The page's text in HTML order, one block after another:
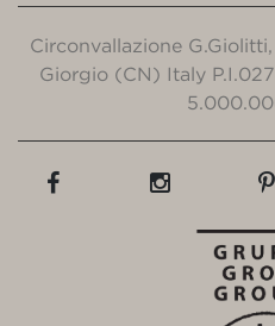
Circonvallazione
Giorgio (CN) Italy